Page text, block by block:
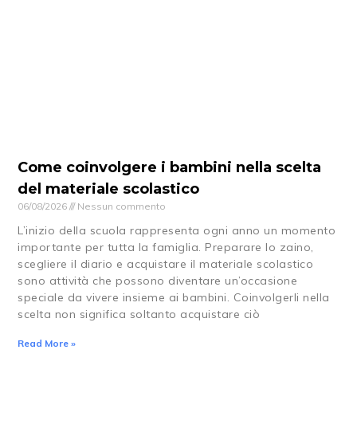
Come coinvolgere i bambini nella scelta
del materiale scolastico
06/08/2026 Nessun commento
L’inizio della scuola rappresenta ogni anno un momento
importante per tutta la famiglia. Preparare lo zaino,
scegliere il diario e acquistare il materiale scolastico
sono attività che possono diventare un’occasione
speciale da vivere insieme ai bambini. Coinvolgerli nella
scelta non significa soltanto acquistare ciò
Read More »